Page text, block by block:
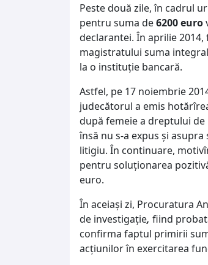
Peste două zile, în cadrul
pentru suma de6200 euro
declarantei. În aprilie
magistratului suma
la o instituţie bancară.
Astfel, pe 17 noiembrie
judecătorul a emis
după femeie a dreptului
însă nu s-a expus şi
litigiu. În continuare,
pentru soluţionarea
euro.
În aceiaşi zi, Procuratura
de investigaţie, fiind
confirma faptul primirii
acţiunilor în exercitarea